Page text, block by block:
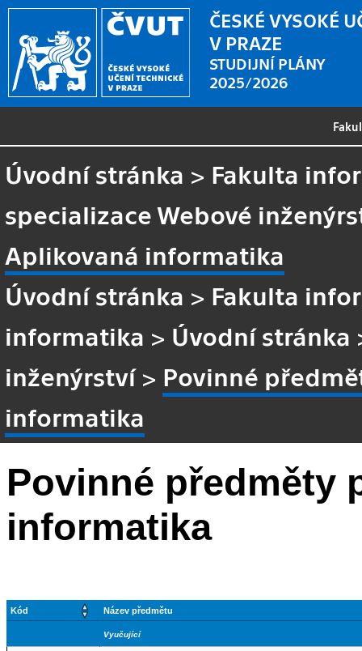
ČESKÉ VYSOKÉ
V PRAZE
STUDIJNÍ PLÁNY
2025/2026
Úvodní stránka > Fakulta
specializace Webové
Aplikovaná informatika
Úvodní stránka > Fakulta
informatika > Úvodní stránka
inženýrství> Povinné
informatika
Povinné předměty
informatika
Kód Název předmětu
Vyučující